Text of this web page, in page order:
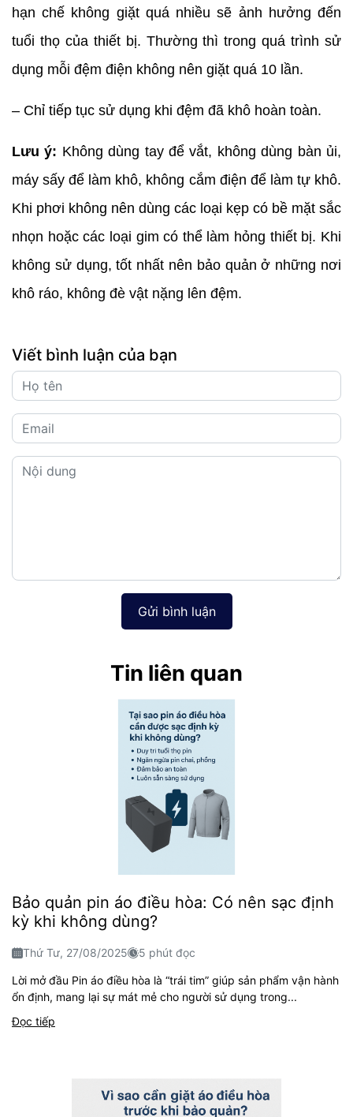
hạn chế không giặt quá nhiều sẽ ảnh hưởng đến
tuổi thọ của thiết bị. Thường thì trong quá trình sử
dụng mỗi đệm điện không nên giặt quá 10 lần.
– Chỉ tiếp tục sử dụng khi đệm đã khô hoàn toàn.
Lưu ý: Không dùng tay để vắt, không dùng bàn ủi,
máy sấy để làm khô, không cắm điện để làm tự khô.
Khi phơi không nên dùng các loại kẹp có bề mặt sắc
nhọn hoặc các loại gim có thể làm hỏng thiết bị. Khi
không sử dụng, tốt nhất nên bảo quản ở những nơi
khô ráo, không đè vật nặng lên đệm.
Viết bình luận của bạn
Gửi bình luận
Tin liên quan
Bảo quản pin áo điều hòa: Có nên sạc định
kỳ khi không dùng?
Thứ Tư, 27/08/2025 5 phút đọc
Lời mở đầu Pin áo điều hòa là “trái tim” giúp sản phẩm vận hành
ổn định, mang lại sự mát mẻ cho người sử dụng trong...
Đọc tiếp